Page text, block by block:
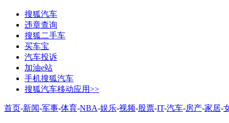
搜狐汽车
违章查询
搜狐二手车
买车宝
汽车投诉
加油e站
手机搜狐汽车
搜狐汽车移动应用>>
首页-新闻-军事-体育-NBA-娱乐-视频-股票-IT-汽车-房产-家居-